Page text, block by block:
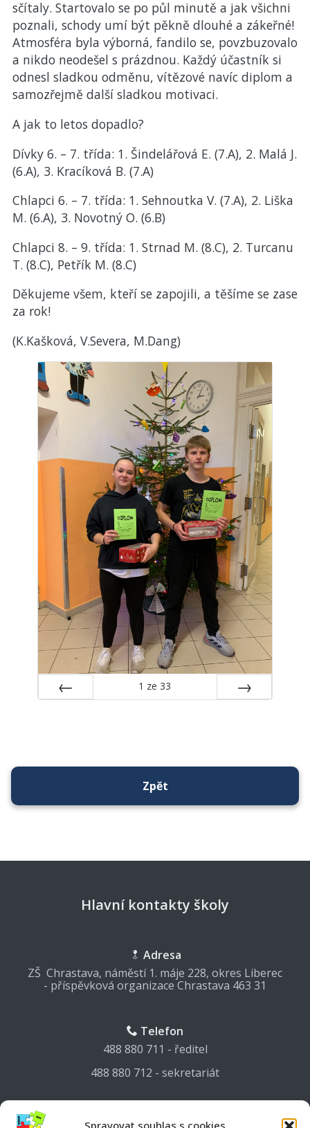
Spravovat souhlas s cookies
sčítaly. Startovalo se po půl minutě a jak všichni
poznali, schody umí být pěkně dlouhé a zákeřné!
Atmosféra byla výborná, fandilo se, povzbuzovalo
a nikdo neodešel s prázdnou. Každý účastník si
odnesl sladkou odměnu, vítězové navíc diplom a
samozřejmě další sladkou motivaci.
A jak to letos dopadlo?
Dívky 6. – 7. třída: 1. Šindelářová E. (7.A), 2. Malá J.
(6.A), 3. Kracíková B. (7.A)
Chlapci 6. – 7. třída: 1. Sehnoutka V. (7.A), 2. Liška
M. (6.A), 3. Novotný O. (6.B)
Chlapci 8. – 9. třída: 1. Strnad M. (8.C), 2. Turcanu
T. (8.C), Petřík M. (8.C)
Děkujeme všem, kteří se zapojili, a těšíme se zase
za rok!
(K.Kašková, V.Severa, M.Dang)
1 ze 33
Zpět
Hlavní kontakty školy
Adresa
ZŠ Chrastava, náměstí 1. máje 228, okres Liberec
- příspěvková organizace Chrastava 463 31
Telefon
488 880 711 - ředitel
488 880 712 - sekretariát
Mail